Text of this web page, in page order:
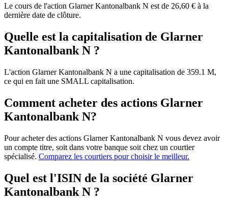
Le cours de l'action Glarner Kantonalbank N est de 26,60 € à la
dernière date de clôture.
Quelle est la capitalisation de Glarner
Kantonalbank N ?
L'action Glarner Kantonalbank N a une capitalisation de 359.1 M,
ce qui en fait une SMALL capitalisation.
Comment acheter des actions Glarner
Kantonalbank N?
Pour acheter des actions Glarner Kantonalbank N vous devez avoir
un compte titre, soit dans votre banque soit chez un courtier
spécialisé. Comparez les courtiers pour choisir le meilleur.
Quel est l'ISIN de la société Glarner
Kantonalbank N ?